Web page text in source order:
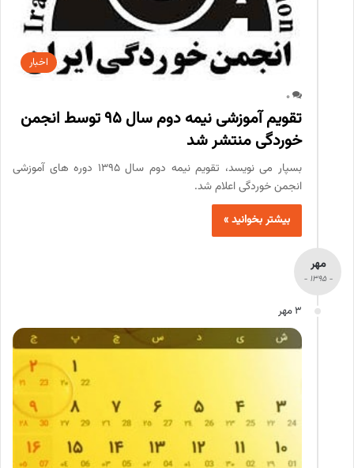
اخبار
0
تقویم آموزشی نیمه دوم سال 95 توسط انجمن
خوردگی منتشر شد
بسپار می نویسد، تقویم نیمه دوم سال 1395 دوره های آموزشی
انجمن خوردگی اعلام شد.
بیشتر بخوانید »
مهر
- 1395 -
3 مهر